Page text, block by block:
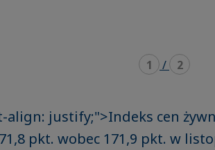
1 / 2
justify;">Indeks cen
pkt. wobec 171,9 pkt. w